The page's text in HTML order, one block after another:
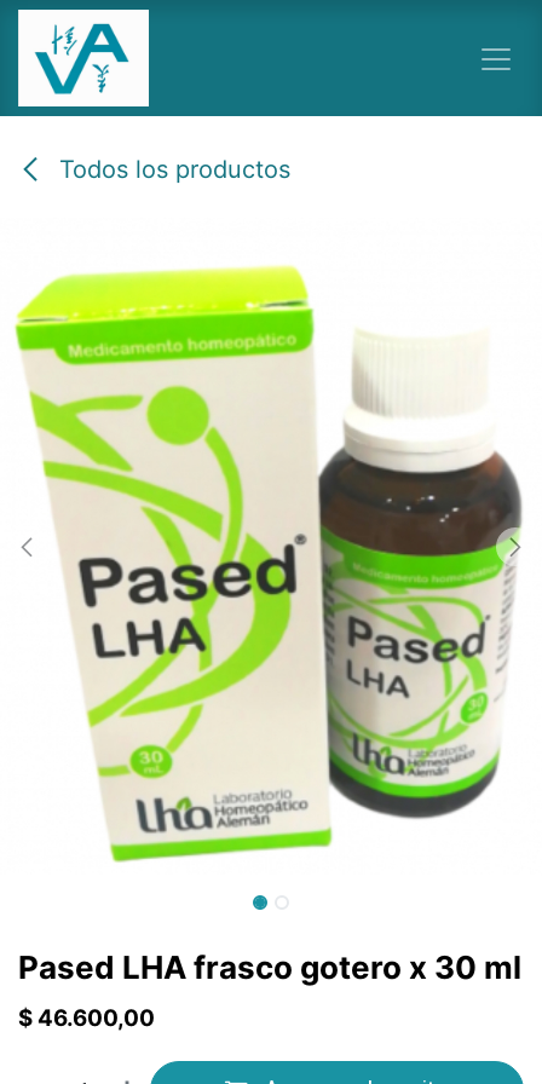
Ir al contenido
Todos los productos
Pased LHA frasco gotero x 30 ml
$46.600,00